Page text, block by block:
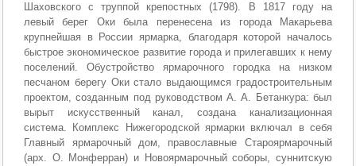
Шаховского с труппой крепостных (1798). В 1817 году на
левый берег Оки была перенесена из города Макарьева
крупнейшая в России ярмарка, благодаря которой началось
быстрое экономическое развитие города и прилегавших к нему
поселений. Обустройство ярмарочного городка на низком
песчаном берегу Оки стало выдающимся градостроительным
проектом, созданным под руководством А. А. Бетанкура: был
вырыт искусственный канал, создана канализационная
система. Комплекс Нижегородской ярмарки включал в себя
Главный ярмарочный дом, православные Староярмарочный
(арх. О. Монферран) и Новоярмарочный соборы, суннитскую